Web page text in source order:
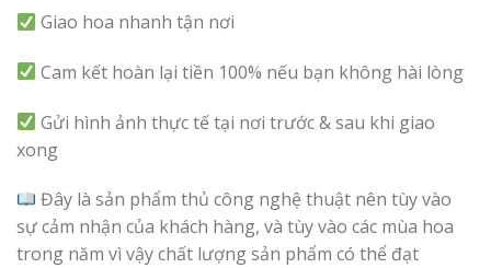
Giao hoa nhanh tận nơi
Cam kết hoàn lại tiền 100% nếu bạn không hài lòng
Gửi hình ảnh thực tế tại nơi trước & sau khi giao
xong
Đây là sản phẩm thủ công nghệ thuật nên tùy vào
sự cảm nhận của khách hàng, và tùy vào các mùa hoa
trong năm vì vậy chất lượng sản phẩm có thể đạt